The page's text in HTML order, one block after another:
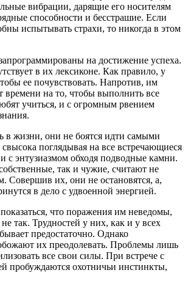
вибрации, дарящие его носителям
способности и бесстрашие. Если
испытывать страхи, то никогда в этом
на достижение успеха.
в их лексиконе. Как правило, у
ее почувствовать. Напротив, им
времени на то, чтобы выполнить все
учиться, и с огромным рвением
в жизни, они не боятся идти самыми
поглядывая на все встречающиеся
с энтузиазмом обходя подводные камни.
так и чужие, считают не
Совершив их, они не остановятся, а,
в дело с удвоенной энергией.
что поражения им неведомы,
так. Трудностей у них, как и у всех
предостаточно. Однако
их преодолевать. Проблемы лишь
все свои силы. При встрече с
пробуждаются охотничьи инстинкты,